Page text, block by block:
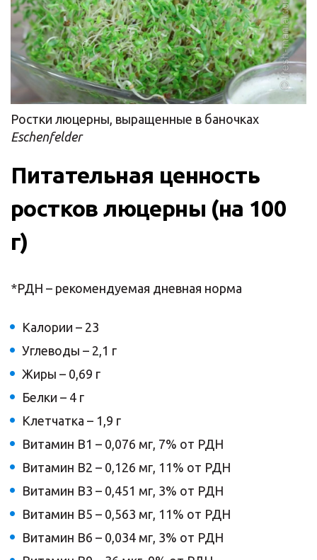
Ростки люцерны, выращенные в баночках
Eschenfelder
Питательная ценность
ростков люцерны (на 100
г)
*РДН – рекомендуемая дневная норма
Калории – 23
Углеводы – 2,1 г
Жиры – 0,69 г
Белки – 4 г
Клетчатка – 1,9 г
Витамин B1 – 0,076 мг, 7% от РДН
Витамин B2 – 0,126 мг, 11% от РДН
Витамин В3 – 0,451 мг, 3% от РДН
Витамин В5 – 0,563 мг, 11% от РДН
Витамин B6 – 0,034 мг, 3% от РДН